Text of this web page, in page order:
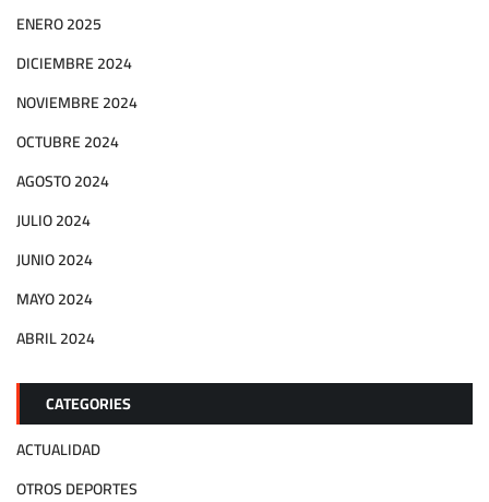
ENERO 2025
DICIEMBRE 2024
NOVIEMBRE 2024
OCTUBRE 2024
AGOSTO 2024
JULIO 2024
JUNIO 2024
MAYO 2024
ABRIL 2024
CATEGORIES
ACTUALIDAD
OTROS DEPORTES